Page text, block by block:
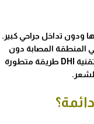
ودون تداخل جراحي كبير.
المنطقة المصابة دون
الحاجة لفتح قنوات مسبقة. تعتبر زراعة الشعر بتقنية DHI طريقة متطورة